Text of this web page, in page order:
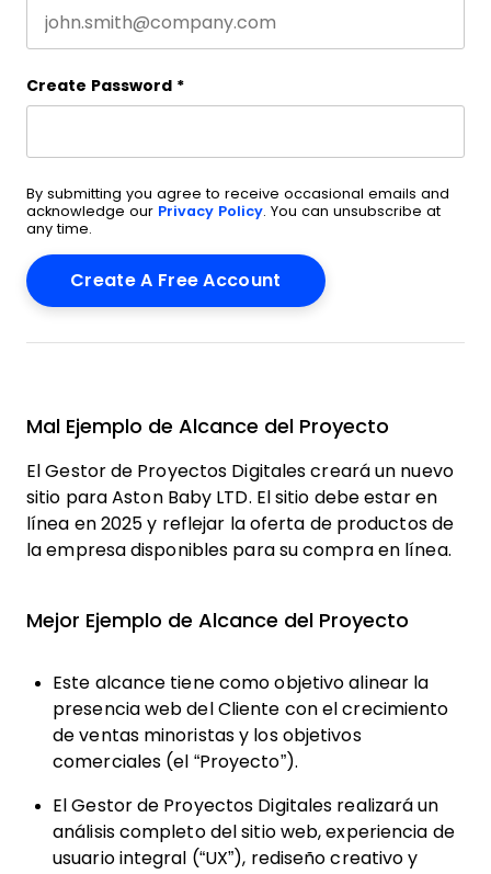
Create Password *
By submitting you agree to receive occasional emails and
acknowledge our Privacy Policy . You can unsubscribe at
any time.
Mal Ejemplo de Alcance del Proyecto
El Gestor de Proyectos Digitales creará un nuevo
sitio para Aston Baby LTD. El sitio debe estar en
línea en 2025 y reflejar la oferta de productos de
la empresa disponibles para su compra en línea.
Mejor Ejemplo de Alcance del Proyecto
Este alcance tiene como objetivo alinear la
presencia web del Cliente con el crecimiento
de ventas minoristas y los objetivos
comerciales (el “Proyecto”).
El Gestor de Proyectos Digitales realizará un
análisis completo del sitio web, experiencia de
usuario integral (“UX”), rediseño creativo y